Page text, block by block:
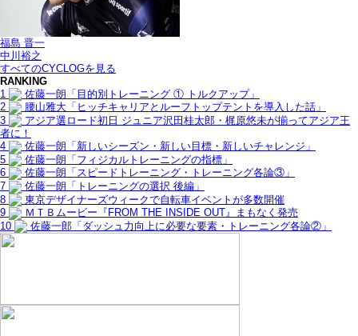
福島 晋一
中川裕之
すべてのCYCLOGを見る
RANKING
1
佐藤一朗「目的別トレーニング ① トルクアップ」
2
腰山雅大「ヒッチキャリアとルーフトップテントを導入した話」
3
アジア選ロード初日 ジュニア沢田桂太郎・梶原悠未が揃ってアジア王
者に！
4
佐藤一朗「新しいシーズン・新しい目標・新しいチャレンジ」
5
佐藤一朗「フィジカルトレーニングの指標」
6
佐藤一朗「スピードトレーニング・トレーニング各論③」
7
佐藤一朗「トレーニングの選択 後編」
8
東京デザイナーズウィークで自転車イベントが多数開催
9
ＭＴＢムービー『FROM THE INSIDE OUT』まもなく発売
10
佐藤一郎「ダッシュ力向上に必要な要素・トレーニング各論②」